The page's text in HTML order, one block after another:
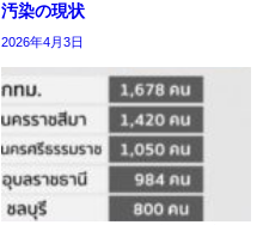
汚染の現状
2026年4月3日